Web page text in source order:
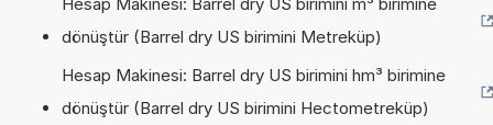
dönüştür (Barrel dry US birimini Metreküp)
Hesap Makinesi: Barrel dry US birimini hm³ birimine
dönüştür (Barrel dry US birimini Hectometreküp)